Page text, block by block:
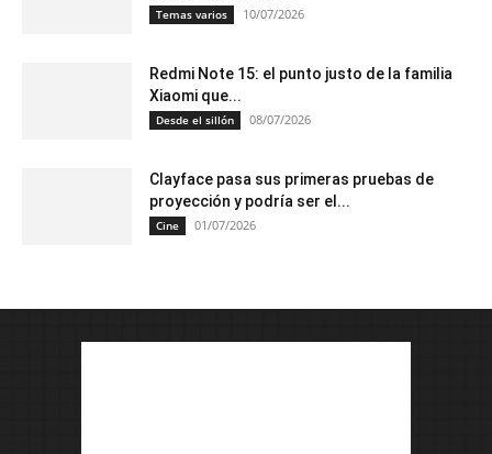
Temas varios 10/07/2026
Redmi Note 15: el punto justo de la familia
Xiaomi que...
Desde el sillón 08/07/2026
Clayface pasa sus primeras pruebas de
proyección y podría ser el...
Cine 01/07/2026